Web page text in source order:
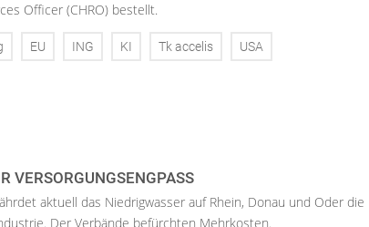
Officer (CHRO) bestellt.
EU ING KI Tk accelis USA
VERSORGUNGSENGPASS
aktuell das Niedrigwasser auf Rhein, Donau und Oder die
Der Verbände befürchten Mehrkosten.